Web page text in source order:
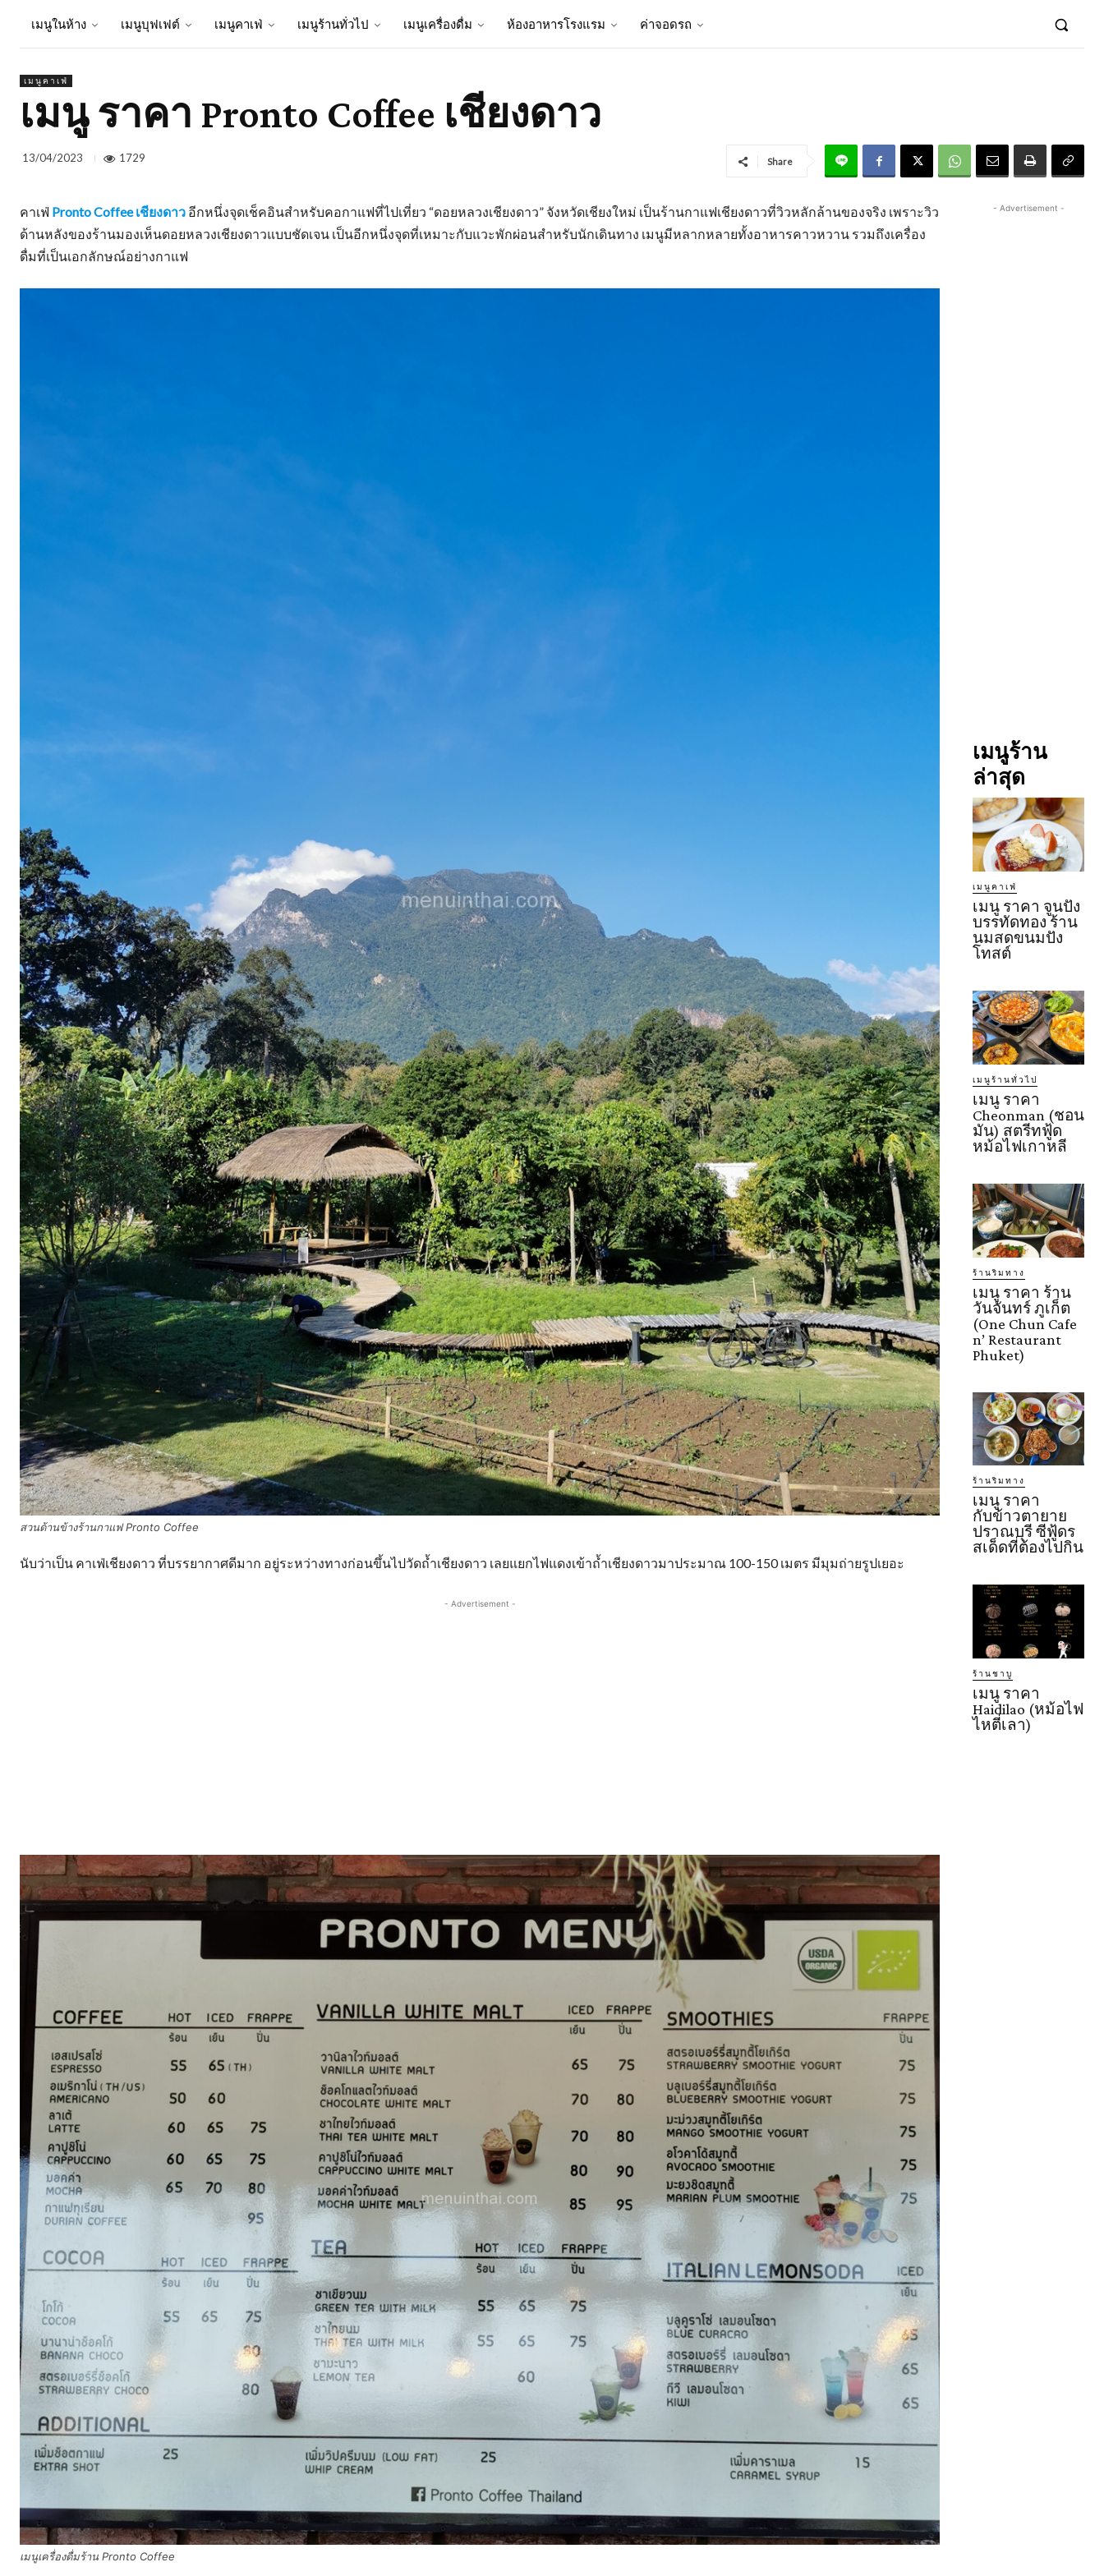
เมนูในห้าง เมนูบุฟเฟต์ เมนูคาเฟ่ เมนูร้านทั่วไป เมนูเครื่องดื่ม ห้องอาหารโรงแรม ค่าจอดรถ
เมนูคาเฟ่
เมนู ราคา Pronto Coffee เชียงดาว
13/04/2023 1729 Share
คาเฟ่ Pronto Coffee เชียงดาว อีกหนึ่งจุดเช็คอินสำหรับคอกาแฟที่ไปเที่ยว “ดอยหลวงเชียงดาว” จังหวัดเชียงใหม่ เป็นร้านกาแฟเชียงดาวที่วิวหลักล้านของจริง เพราะวิว
ด้านหลังของร้านมองเห็นดอยหลวงเชียงดาวแบบชัดเจน เป็นอีกหนึ่งจุดที่เหมาะกับแวะพักผ่อนสำหรับนักเดินทาง เมนูมีหลากหลายทั้งอาหารคาวหวาน รวมถึงเครื่อง
ดื่มที่เป็นเอกลักษณ์อย่างกาแฟ
สวนด้านข้างร้านกาแฟ Pronto Coffee
นับว่าเป็น คาเฟ่เชียงดาว ที่บรรยากาศดีมาก อยู่ระหว่างทางก่อนขึ้นไปวัดถ้ำเชียงดาว เลยแยกไฟแดงเข้าถ้ำเชียงดาวมาประมาณ 100-150 เมตร มีมุมถ่ายรูปเยอะ
- Advertisement -
เมนูเครื่องดื่มร้าน Pronto Coffee
- Advertisement -
เมนูร้าน
ล่าสุด
เมนูคาเฟ่
เมนู ราคา จูนปัง
บรรทัดทอง ร้าน
นมสดขนมปัง
โทสต์
เมนูร้านทั่วไป
เมนู ราคา
Cheonman (ชอน
มัน) สตรีทฟู้ด
หม้อไฟเกาหลี
ร้านริมทาง
เมนู ราคา ร้าน
วันจันทร์ ภูเก็ต
(One Chun Cafe
n’ Restaurant
Phuket)
ร้านริมทาง
เมนู ราคา
กับข้าวตายาย
ปราณบุรี ซีฟู้ดร
สเด็ดที่ต้องไปกิน
ร้านชาบู
เมนู ราคา
Haidilao (หม้อไฟ
ไหตี่เลา)